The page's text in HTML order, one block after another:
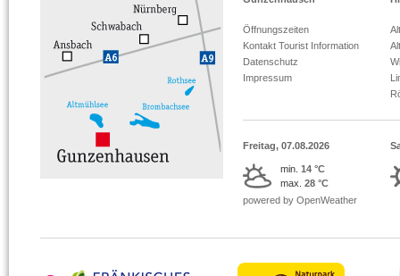
Öffnungszeiten
Kontakt Tourist Information
Datenschutz
Impressum
Freitag, 07.08.2026
min. 14 °C
max. 28 °C
powered by OpenWeather